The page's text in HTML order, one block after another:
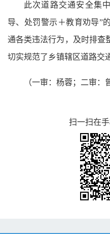
此次道路交通安全集
导、处罚警示＋教育劝导”
通各类违法行为，及时排查
切实规范了乡镇辖区道路交
（一审：杨蓉；二审：
扫一扫在